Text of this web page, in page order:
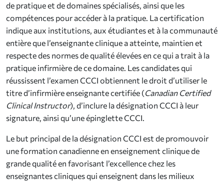
de pratique et de domaines spécialisés, ainsi que les
compétences pour accéder à la pratique. La certification
indique aux institutions, aux étudiantes et à la communauté
entière que l’enseignante clinique a atteinte, maintien et
respecte des normes de qualité élevées en ce qui a trait à la
pratique infirmière de ce domaine. Les candidates qui
réussissent l’examen CCCI obtiennent le droit d’utiliser le
titre d’infirmière enseignante certifiée (Canadian Certified
Clinical Instructor), d’inclure la désignation CCCI à leur
signature, ainsi qu’une épinglette CCCI.
Le but principal de la désignation CCCI est de promouvoir
une formation canadienne en enseignement clinique de
grande qualité en favorisant l’excellence chez les
enseignantes cliniques qui enseignent dans les milieux